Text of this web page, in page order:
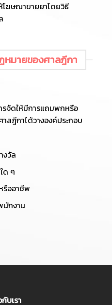
ฆษณาขายยาโดยวิธี
หมายของศาลฎีกา
ให้มีการแถมพกหรือ
ลฎีกาได้วางองค์ประกอบ
งวัล
ด ๆ
รืออาชีพ
นักงาน
บเรา